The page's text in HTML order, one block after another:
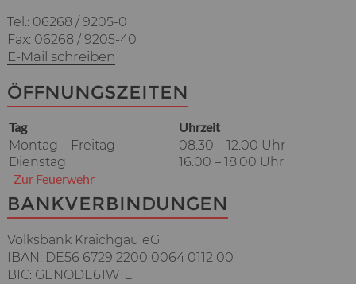
Tel.: 06268 / 9205-0
Fax: 06268 / 9205-40
E-Mail schreiben
ÖFFNUNGSZEITEN
Tag
Uhrzeit
Montag – Freitag
08.30 – 12.00 Uhr
Dienstag
16.00 – 18.00 Uhr
Zur Feuerwehr
BANKVERBINDUNGEN
Volksbank Kraichgau eG
IBAN: DE56 6729 2200 0064 0112 00
BIC: GENODE61WIE